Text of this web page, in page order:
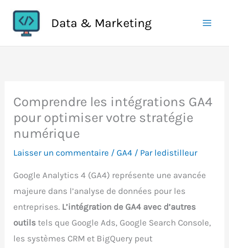
contenu
Data & Marketing
Comprendre les intégrations GA4
pour optimiser votre stratégie
numérique
Laisser un commentaire /GA4 / Par ledistilleur
Google Analytics 4 (GA4) représente une avancée
majeure dans l’analyse de données pour les
entreprises. L’intégration de GA4 avec d’autres
outils tels que Google Ads, Google Search Console,
les systèmes CRM et BigQuery peut